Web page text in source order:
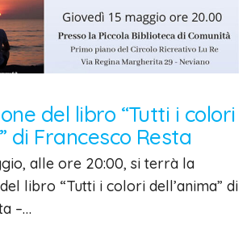
del libro “Tutti i colori
di Francesco Resta
alle ore 20:00, si terrà la
libro “Tutti i colori dell’anima” di
–…